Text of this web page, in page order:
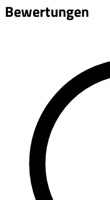
Bewertungen